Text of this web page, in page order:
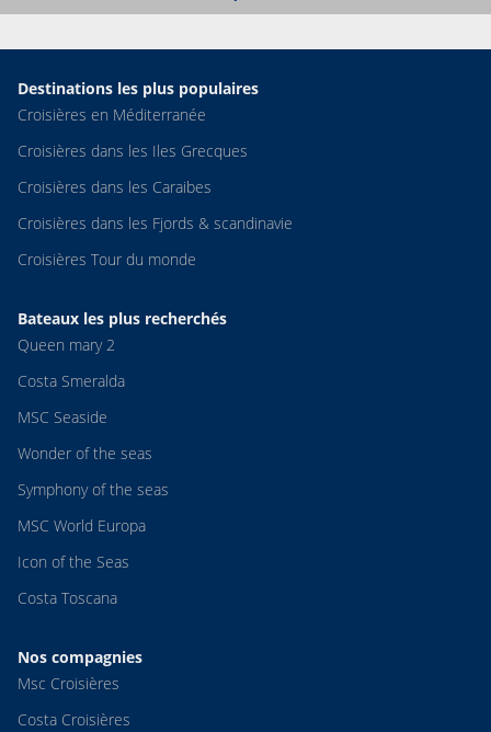
Destinations les plus populaires
Croisières en Méditerranée
Croisières dans les Iles Grecques
Croisières dans les Caraibes
Croisières dans les Fjords & scandinavie
Croisières Tour du monde
Bateaux les plus recherchés
Queen mary 2
Costa Smeralda
MSC Seaside
Wonder of the seas
Symphony of the seas
MSC World Europa
Icon of the Seas
Costa Toscana
Nos compagnies
Msc Croisières
Costa Croisières